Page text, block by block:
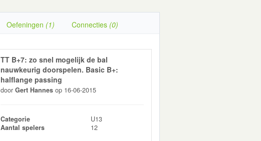
Oefeningen (1) Connecties (0)
TT B+7: zo snel mogelijk de bal
nauwkeurig doorspelen. Basic B+:
halflange passing
doorGert Hannes op 16-06-2015
Categorie
U13
Aantal spelers
12